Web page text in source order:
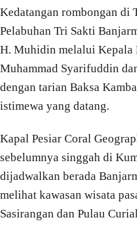
Kedatangan rombongan di
Pelabuhan Tri Sakti
H. Muhidin melalui Kepala
Muhammad Syarifuddin
dengan tarian Baksa
istimewa yang datang.
Kapal Pesiar Coral
sebelumnya singgah di
dijadwalkan berada
melihat kawasan wisata
Sasirangan dan Pulau